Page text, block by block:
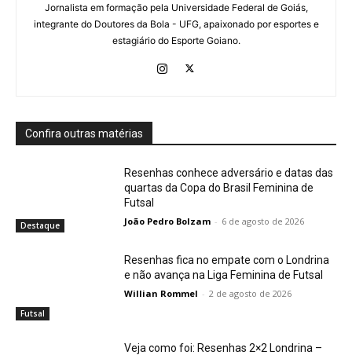
Jornalista em formação pela Universidade Federal de Goiás,
integrante do Doutores da Bola - UFG, apaixonado por esportes e
estagiário do Esporte Goiano.
Confira outras matérias
Destaque
Resenhas conhece adversário e datas das
quartas da Copa do Brasil Feminina de
Futsal
João Pedro Bolzam - 6 de agosto de 2026
Futsal
Resenhas fica no empate com o Londrina
e não avança na Liga Feminina de Futsal
Willian Rommel - 2 de agosto de 2026
Veja como foi: Resenhas 2×2 Londrina –